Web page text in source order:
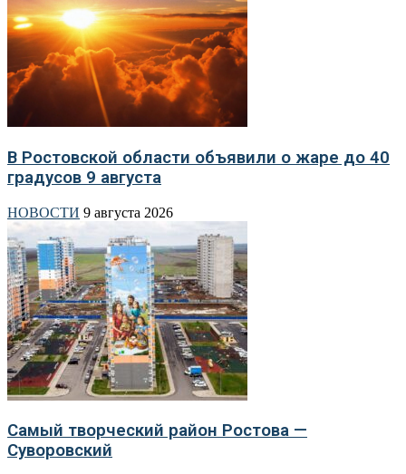
В Ростовской области объявили о жаре до 40
градусов 9 августа
НОВОСТИ 9 августа 2026
Самый творческий район Ростова —
Суворовский